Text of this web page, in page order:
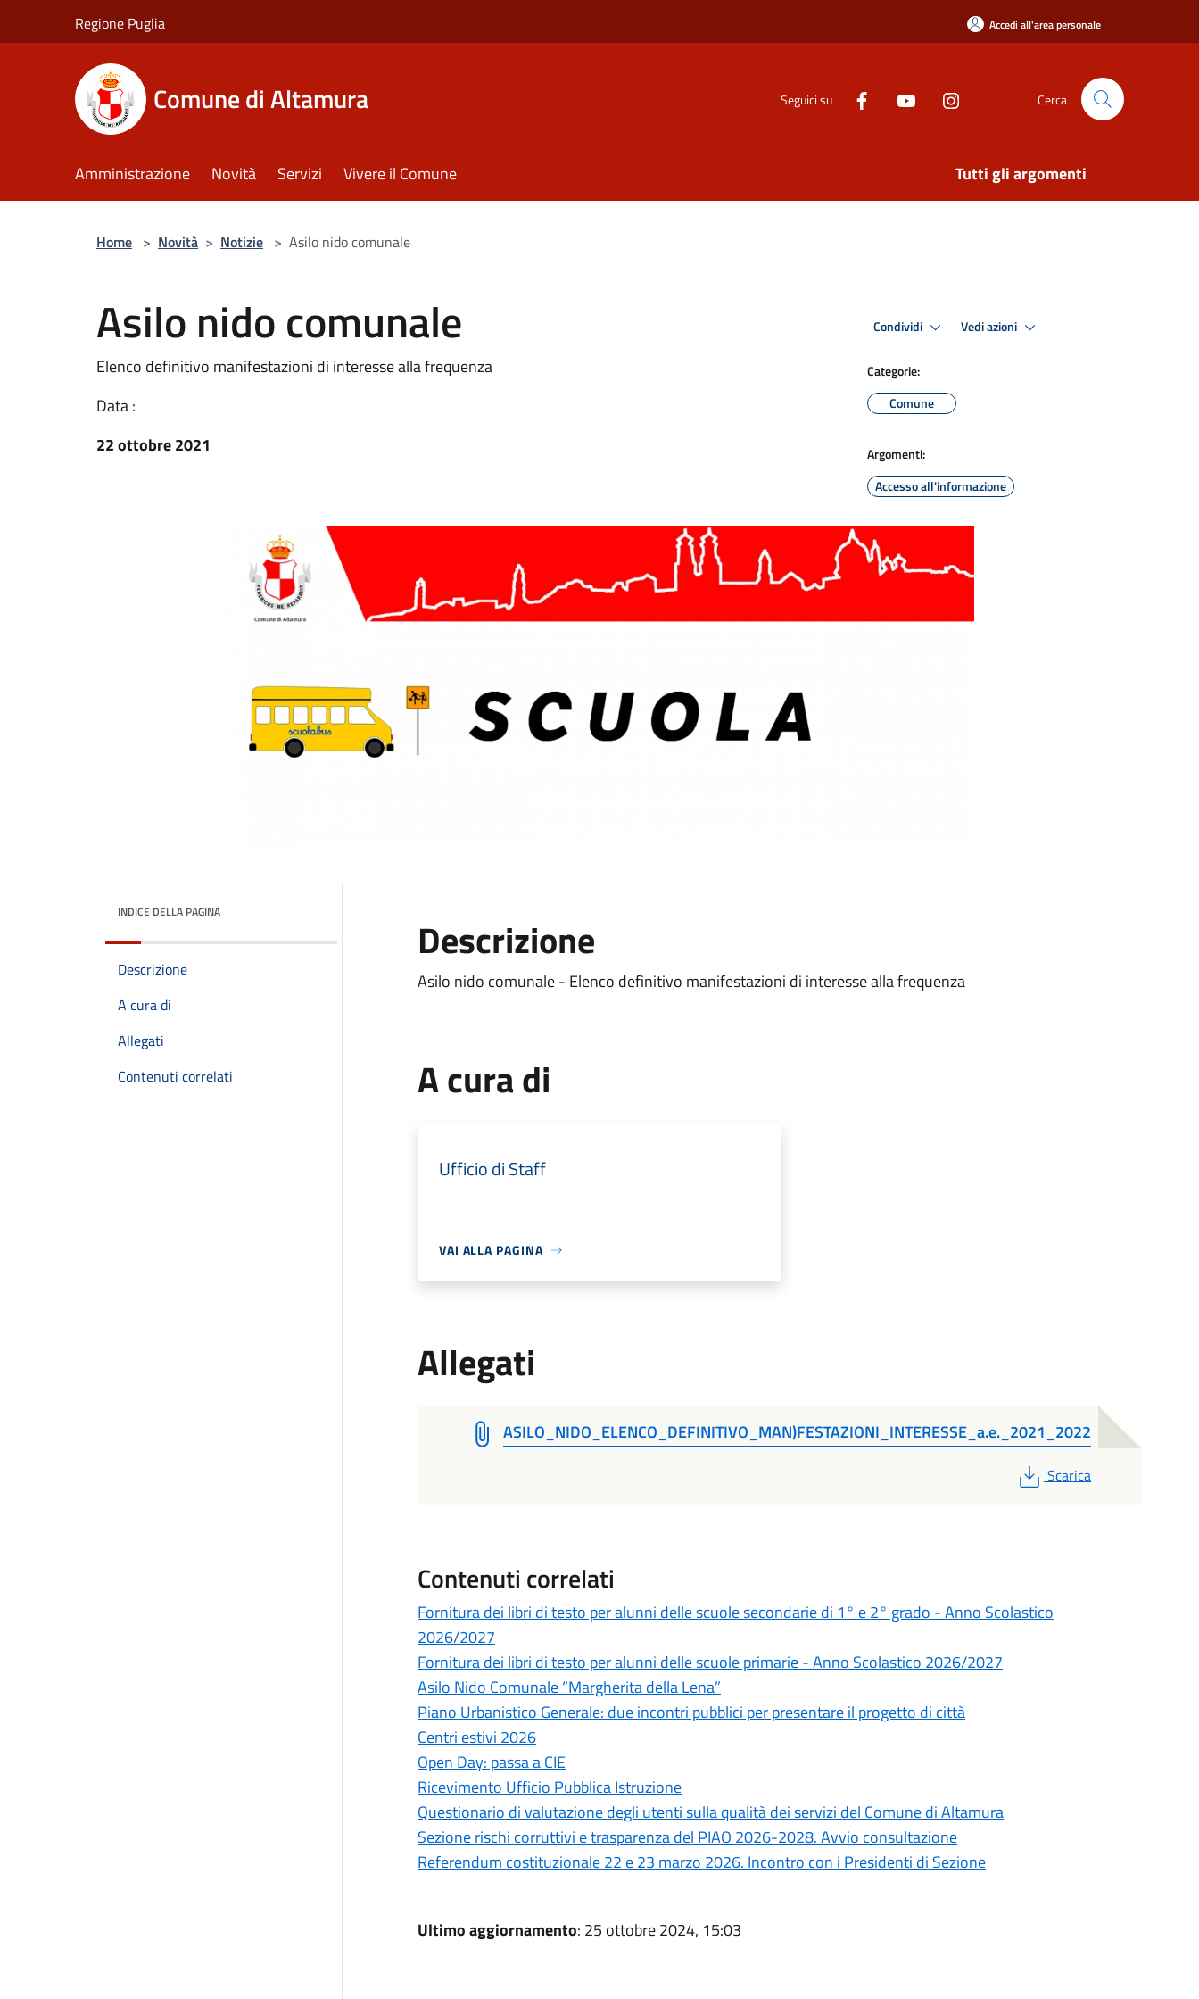
Regione Puglia Accedi all'area personale
Comune di Altamura Seguici su Cerca
Amministrazione Novità Servizi Vivere il Comune Tutti gli argomenti
Home > Novità > Notizie > Asilo nido comunale
Asilo nido comunale
Elenco definitivo manifestazioni di interesse alla frequenza
Data :
22 ottobre 2021
Condividi Vedi azioni
Categorie:
Comune
Argomenti:
Accesso all'informazione
INDICE DELLA PAGINA
Descrizione
A cura di
Allegati
Contenuti correlati
Descrizione
Asilo nido comunale - Elenco definitivo manifestazioni di interesse alla frequenza
A cura di
Ufficio di Staff
VAI ALLA PAGINA
Allegati
ASILO_NIDO_ELENCO_DEFINITIVO_MAN)FESTAZIONI_INTERESSE_a.e._2021_2022
PDF
Scarica
Contenuti correlati
Fornitura dei libri di testo per alunni delle scuole secondarie di 1° e 2° grado - Anno Scolastico
2026/2027
Fornitura dei libri di testo per alunni delle scuole primarie - Anno Scolastico 2026/2027
Asilo Nido Comunale “Margherita della Lena”
Piano Urbanistico Generale: due incontri pubblici per presentare il progetto di città
Centri estivi 2026
Open Day: passa a CIE
Ricevimento Ufficio Pubblica Istruzione
Questionario di valutazione degli utenti sulla qualità dei servizi del Comune di Altamura
Sezione rischi corruttivi e trasparenza del PIAO 2026-2028. Avvio consultazione
Referendum costituzionale 22 e 23 marzo 2026. Incontro con i Presidenti di Sezione
Ultimo aggiornamento: 25 ottobre 2024, 15:03